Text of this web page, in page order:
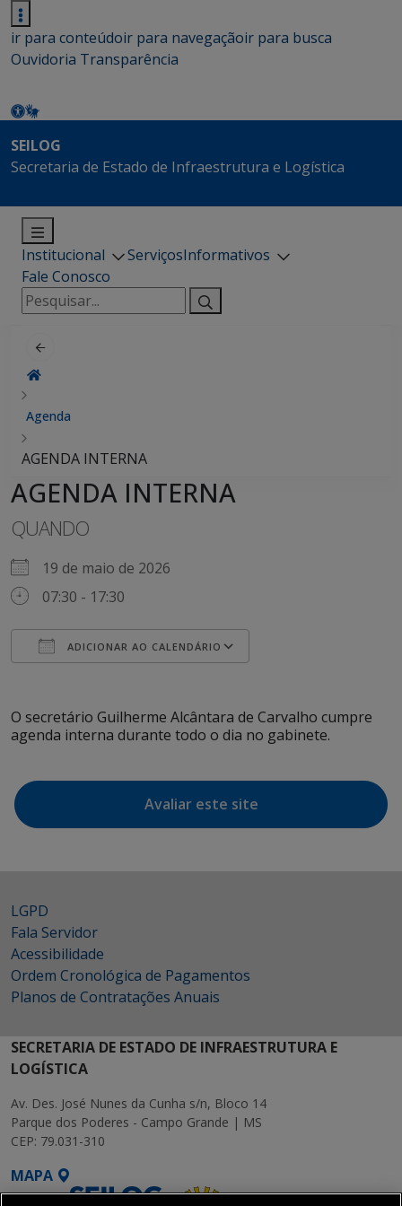
ir para conteúdoir para navegaçãoir para busca
Ouvidoria Transparência
SEILOG
Secretaria de Estado de Infraestrutura e Logística
Institucional ServiçosInformativos
Fale Conosco
Pesquisar
por:
Agenda
AGENDA INTERNA
AGENDA INTERNA
QUANDO
19 de maio de 2026
07:30 - 17:30
ADICIONAR AO CALENDÁRIO
O secretário Guilherme Alcântara de Carvalho cumpre
agenda interna durante todo o dia no gabinete.
Avaliar este site
LGPD
Fala Servidor
Acessibilidade
Ordem Cronológica de Pagamentos
Planos de Contratações Anuais
SECRETARIA DE ESTADO DE INFRAESTRUTURA E
LOGÍSTICA
Av. Des. José Nunes da Cunha s/n, Bloco 14
Parque dos Poderes - Campo Grande | MS
CEP: 79.031-310
MAPA